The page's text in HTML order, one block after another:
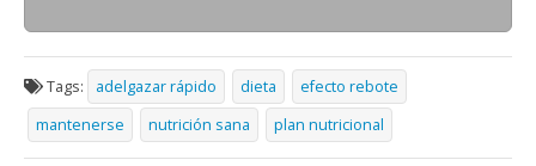
Tags: adelgazar rápido dieta
efecto rebote
mantenerse
nutrición sana plan nutricional